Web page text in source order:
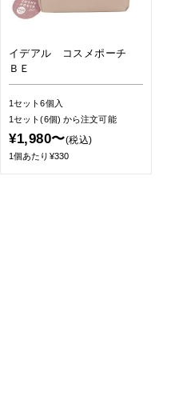
イデアル コスメポーチ
ＢＥ
1セット6個入
1セット(6個) から注文可能
¥1,980〜(税込)
1個あたり¥330